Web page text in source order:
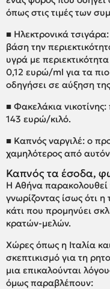
όπως στις τιμές των
■ Ηλεκτρονικά
βάση την
υγρά με
0,12 ευρώ/ml για τα
οδηγήσει σε αύξηση
■ Φακελάκια
143 ευρώ/κιλό.
■ Καπνός ναργιλέ: ο
χαμηλότερος από
Καπνός τα έσοδα,
Η Αθήνα παρακολουθεί
γνωρίζοντας ίσως ότι
κάτι που προμηνύει
κρατών-μελών.
Χώρες όπως η Ιταλία
σκεπτικισμό για τη
μια επικαλούνται
όμως παραβλέπουν: